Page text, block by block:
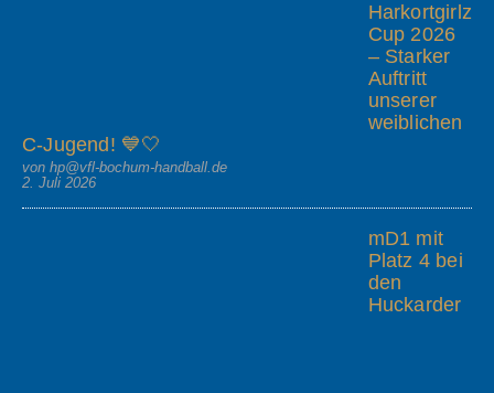
Harkortgirlz
Cup 2026
– Starker
Auftritt
unserer
weiblichen
C-Jugend! 💙🤍
von hp@vfl-bochum-handball.de
2. Juli 2026
mD1 mit
Platz 4 bei
den
Huckarder